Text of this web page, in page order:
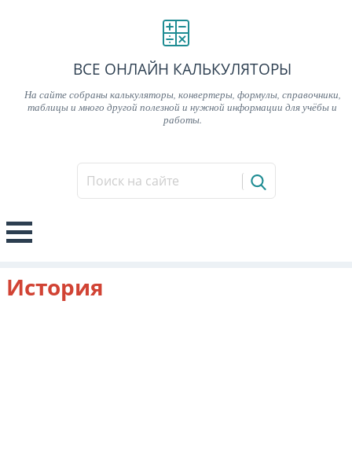
ВСЕ ОНЛАЙН КАЛЬКУЛЯТОРЫ
На сайте собраны калькуляторы, конвертеры, формулы, справочники,
таблицы и много другой полезной и нужной информации для учёбы и
работы.
История